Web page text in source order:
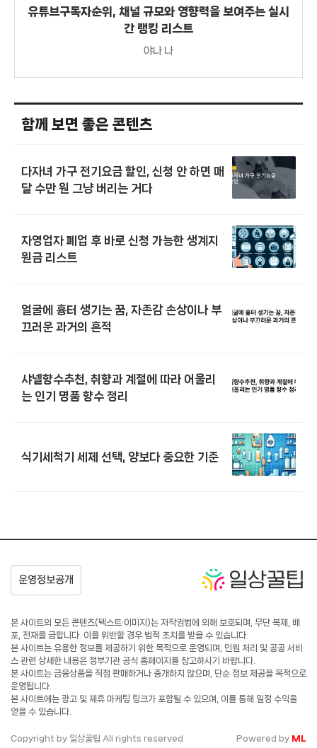
유튜브구독자순위, 채널 규모와 영향력을 보여주는 실시
간 랭킹 리스트
야나 나
함께 보면 좋은 콘텐츠
다자녀 가구 전기요금 할인, 신청 안 하면 매
달 수만 원 그냥 버리는 거다
자영업자 폐업 후 바로 신청 가능한 생계지
원금 리스트
얼굴에 흉터 생기는 꿈, 자존감 손상이나 부
끄러운 과거의 흔적
샤넬향수추천, 취향과 계절에 따라 어울리
는 인기 명품 향수 정리
식기세척기 세제 선택, 양보다 중요한 기준
본 사이트의 모든 콘텐츠(텍스트·이미지)는 저작권법에 의해 보호되며, 무단 복제, 배
포, 전재를 금합니다. 이를 위반할 경우 법적 조치를 받을 수 있습니다.
본 사이트는 유용한 정보를 제공하기 위한 목적으로 운영되며, 민원 처리 및 공공 서비
스 관련 상세한 내용은 정부기관 공식 홈페이지를 참고하시기 바랍니다.
본 사이트는 금융상품을 직접 판매하거나 중개하지 않으며, 단순 정보 제공을 목적으로
운영됩니다.
본 사이트에는 광고 및 제휴 마케팅 링크가 포함될 수 있으며, 이를 통해 일정 수익을
얻을 수 있습니다.
Copyright by 일상꿀팁 All rights reserved Powered by ML